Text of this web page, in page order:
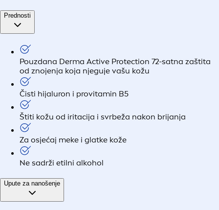
Prednosti
Pouzdana Derma Active Protection 72-satna zaštita
od znojenja koja njeguje vašu kožu
Čisti hijaluron i provitamin B5
Štiti kožu od iritacija i svrbeža nakon brijanja
Za osjećaj meke i glatke kože
Ne sadrži etilni alkohol
Upute za nanošenje